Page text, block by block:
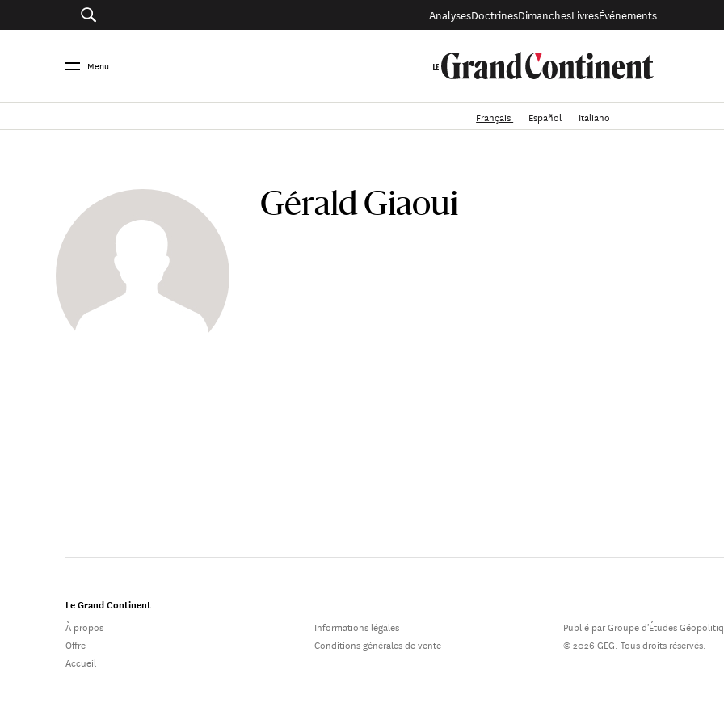
AnalysesDoctrinesDimanchesLivresÉvénements
Menu
Français Español Italiano
Gérald Giaoui
Le Grand Continent
À propos
Offre
Accueil
Informations légales
Conditions générales de vente
Publié par Groupe d'Études
© 2026 GEG. Tous droits réservés.